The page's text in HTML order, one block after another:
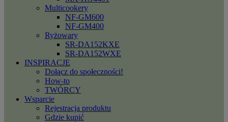
Multicookery
NF-GM600
NF-GM400
Ryżowary
SR-DA152KXE
SR-DA152WXE
INSPIRACJE
Dołącz do społeczności!
How-to
TWÓRCY
Wsparcie
Rejestracja produktu
Gdzie kupić